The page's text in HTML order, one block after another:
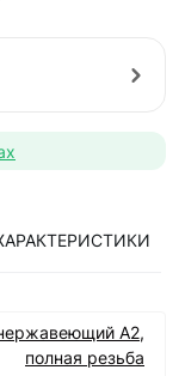
А2,
полная резьба